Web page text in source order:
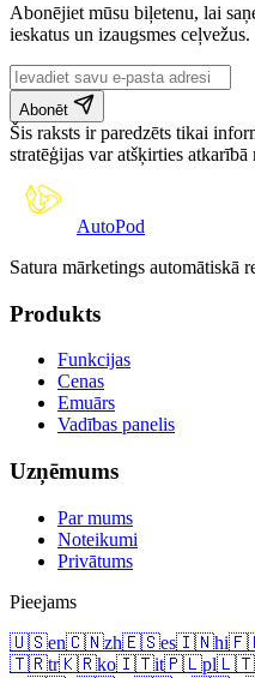
Abonējiet mūsu biļetenu, lai
ieskatus un izaugsmes ceļvežus.
Abonēt
Šis raksts ir paredzēts tikai
stratēģijas var atšķirties
AutoPod
Satura mārketings automātiskā
Produkts
Funkcijas
Cenas
Emuārs
Vadības panelis
Uzņēmums
Par mums
Noteikumi
Privātums
Pieejams
🇺🇸en🇨🇳zh🇪🇸es🇮🇳hi
🇹🇷tr🇰🇷ko🇮🇹it🇵🇱pl🇱🇹